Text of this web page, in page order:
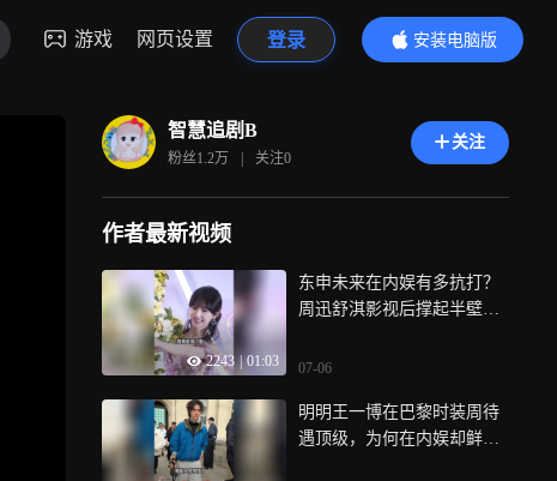
游戏 网页设置 登录
安装电脑版
内容更精彩
智慧追剧B
粉丝1.2万 | 关注0
关注
作者最新视频
2243 | 01:03
东申未来在内娱有多抗打？
周迅舒淇影视后撑起半壁江
强势加盟锐不可挡
07-06
明明王一博在巴黎时装周待
遇顶级，为何在内娱却鲜少